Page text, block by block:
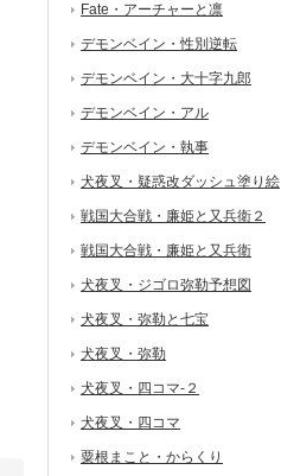
Fate・アーチャーと凛
デモンベイン・性別逆転
デモンベイン・大十字九郎
デモンベイン・アル
デモンベイン・執事
犬夜叉・疑惑改ダッシュ塗り絵
戦国大合戦・廉姫と又兵衛２
戦国大合戦・廉姫と又兵衛
犬夜叉・ジゴロ弥勒予想図
犬夜叉・弥勒と七宝
犬夜叉・弥勒
犬夜叉・四コマ-２
犬夜叉・四コマ
粟根まこと・からくり